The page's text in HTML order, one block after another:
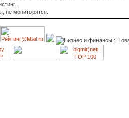
не мониторятся.